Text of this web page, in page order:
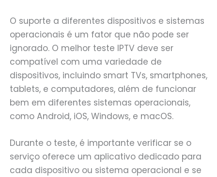
O suporte a diferentes dispositivos e sistemas
operacionais é um fator que não pode ser
ignorado. O melhor teste IPTV deve ser
compatível com uma variedade de
dispositivos, incluindo smart TVs, smartphones,
tablets, e computadores, além de funcionar
bem em diferentes sistemas operacionais,
como Android, iOS, Windows, e macOS.
Durante o teste, é importante verificar se o
serviço oferece um aplicativo dedicado para
cada dispositivo ou sistema operacional e se